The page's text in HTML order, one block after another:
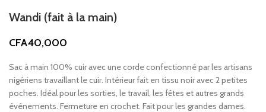
Wandi (fait à la main)
CFA40,000
Sac à main 100% cuir avec une corde confectionné par les artisans
nigériens travaillant le cuir. Intérieur fait en tissu noir avec 2 petites
poches. Idéal pour les sorties, le travail, les fêtes et autres grands
événements. Fermeture en crochet. Fait pour les grandes dames.